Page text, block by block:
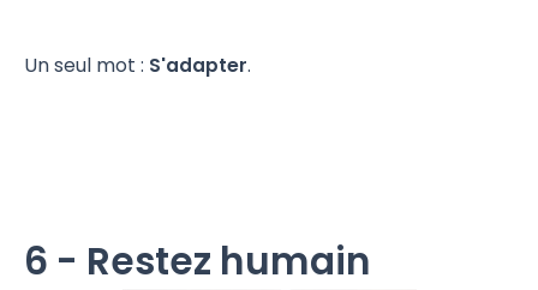
Un seul mot : S'adapter.
6 - Restez humain